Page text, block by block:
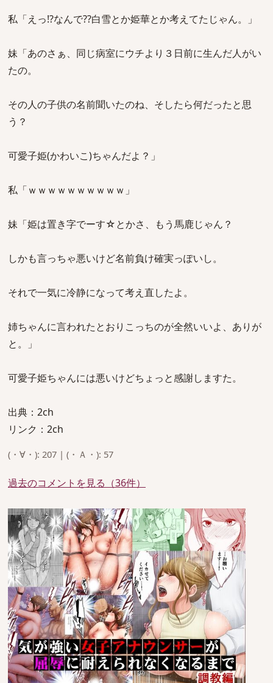
私「えっ!?なんで??白雪とか姫華とか考えてたじゃん。」
妹「あのさぁ、同じ病室にウチより３日前に生んだ人がい
たの。
その人の子供の名前聞いたのね、そしたら何だったと思
う？
可愛子姫(かわいこ)ちゃんだよ？」
私「ｗｗｗｗｗｗｗｗｗｗ」
妹「姫は置き字でーす☆とかさ、もう馬鹿じゃん？
しかも言っちゃ悪いけど名前負け確実っぽいし。
それで一気に冷静になって考え直したよ。
姉ちゃんに言われたとおりこっちのが全然いいよ、ありが
と。」
可愛子姫ちゃんには悪いけどちょっと感謝しますた。
出典：2ch
リンク：2ch
(・∀・): 207 | (・Ａ・): 57
過去のコメントを見る（36件）